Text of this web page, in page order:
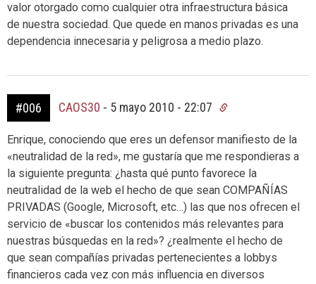
valor otorgado como cualquier otra infraestructura básica
de nuestra sociedad. Que quede en manos privadas es una
dependencia innecesaria y peligrosa a medio plazo.
#006 CAOS30 - 5 mayo 2010 - 22:07
Enrique, conociendo que eres un defensor manifiesto de la
«neutralidad de la red», me gustaría que me respondieras a
la siguiente pregunta: ¿hasta qué punto favorece la
neutralidad de la web el hecho de que sean COMPAÑÍAS
PRIVADAS (Google, Microsoft, etc…) las que nos ofrecen el
servicio de «buscar los contenidos más relevantes para
nuestras búsquedas en la red»? ¿realmente el hecho de
que sean compañías privadas pertenecientes a lobbys
financieros cada vez con más influencia en diversos